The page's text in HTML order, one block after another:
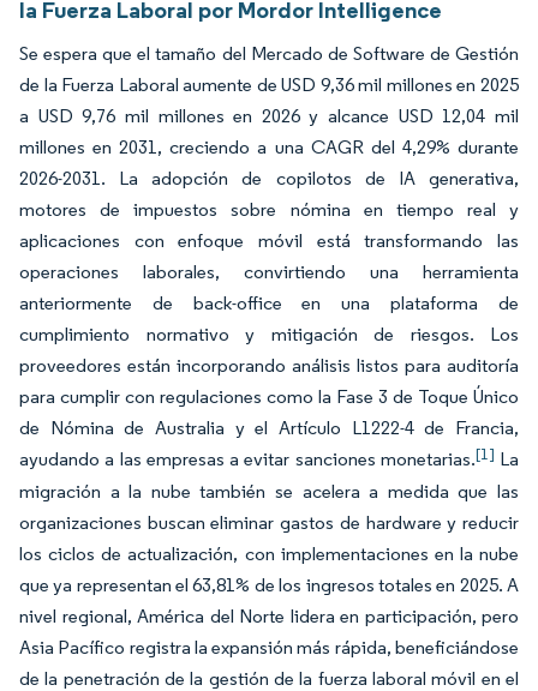
la Fuerza Laboral por Mordor Intelligence
Se espera que el tamaño del Mercado de Software de Gestión
de la Fuerza Laboral aumente de USD 9,36 mil millones en 2025
a USD 9,76 mil millones en 2026 y alcance USD 12,04 mil
millones en 2031, creciendo a una CAGR del 4,29% durante
2026-2031. La adopción de copilotos de IA generativa,
motores de impuestos sobre nómina en tiempo real y
aplicaciones con enfoque móvil está transformando las
operaciones laborales, convirtiendo una herramienta
anteriormente de back-office en una plataforma de
cumplimiento normativo y mitigación de riesgos. Los
proveedores están incorporando análisis listos para auditoría
para cumplir con regulaciones como la Fase 3 de Toque Único
de Nómina de Australia y el Artículo L1222-4 de Francia,
ayudando a las empresas a evitar sanciones monetarias.[1] La
migración a la nube también se acelera a medida que las
organizaciones buscan eliminar gastos de hardware y reducir
los ciclos de actualización, con implementaciones en la nube
que ya representan el 63,81% de los ingresos totales en 2025. A
nivel regional, América del Norte lidera en participación, pero
Asia Pacífico registra la expansión más rápida, beneficiándose
de la penetración de la gestión de la fuerza laboral móvil en el